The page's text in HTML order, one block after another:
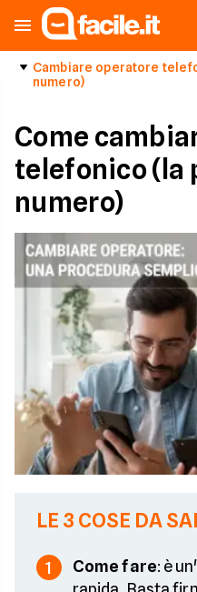
Cambiare operatore
numero)
Come
telefonico (la
numero)
LE 3 COSE DA
1 Come fare: è